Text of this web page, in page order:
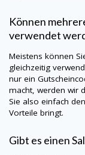
Können
verwendet
Meistens können
gleichzeitig
nur ein
macht, werden wir
Sie also einfach
Vorteile bringt.
Gibt es einen